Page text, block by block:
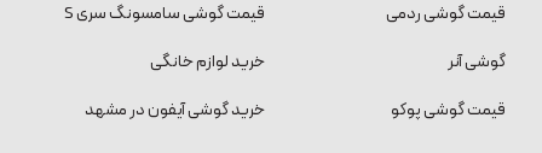
قیمت گوشی ردمی
گوشی آنر
قیمت گوشی پوکو
قیمت گوشی سامسونگ سری S
خرید لوازم خانگی
خرید گوشی آیفون در مشهد